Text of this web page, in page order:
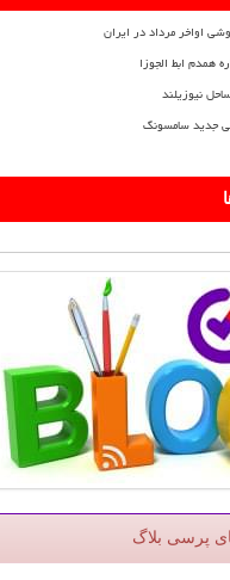
اواخر مرداد در ایران
همدم ابط الجوزا
نیوزیلند
جدید سامسونگ
پرسی بلاگ